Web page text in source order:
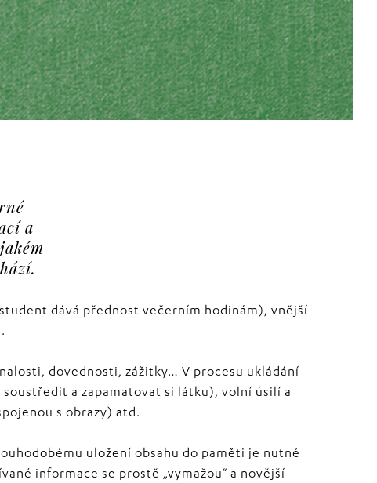
a
dává přednost večerním hodinám), vnější
dovednosti, zážitky… V procesu ukládání
a zapamatovat si látku), volní úsilí a
s obrazy) atd.
uložení obsahu do paměti je nutné
informace se prostě „vymažou“ a novější